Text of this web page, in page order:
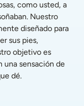
como usted, a
Nuestro
diseñado para
sus pies,
objetivo es
una sensación de
dé.